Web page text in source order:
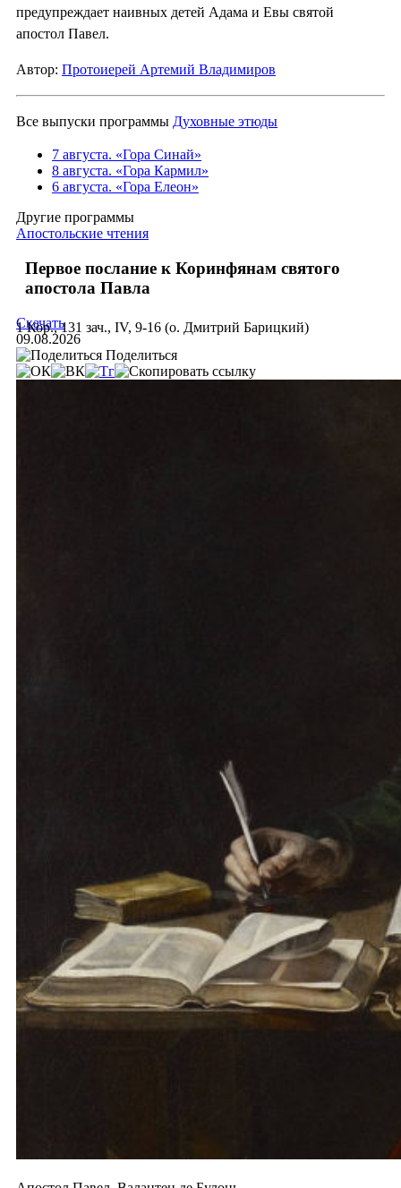
предупреждает наивных детей Адама и Евы святой
апостол Павел.
Автор: Протоиерей Артемий Владимиров
Все выпуски программы Духовные этюды
7 августа. «Гора Синай»
8 августа. «Гора Кармил»
6 августа. «Гора Елеон»
Другие программы
Апостольские чтения
Первое послание к Коринфянам святого
апостола Павла
1 Кор., 131 зач., IV, 9-16 (о. Дмитрий Барицкий)
Скачать
09.08.2026
Поделиться